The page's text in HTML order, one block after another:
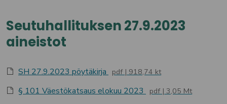
Seutuhallituksen 27.9.2023
aineistot
SH 27.9.2023 pöytäkirja pdf 918,74 kt
§ 101 Väestökatsaus elokuu 2023 pdf 3,05 Mt